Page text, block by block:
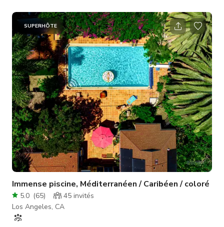
SUPERHÔTE
Immense piscine, Méditerranéen / Caribéen / coloré
5.0 (65) 45 invités
Los Angeles, CA